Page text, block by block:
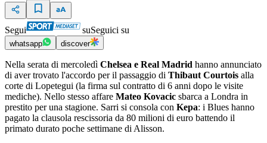
Segui suSeguici su
whatsapp discover
Nella serata di mercoledì Chelsea e Real Madrid hanno annunciato
di aver trovato l'accordo per il passaggio di Thibaut Courtois alla
corte di Lopetegui (la firma sul contratto di 6 anni dopo le visite
mediche). Nello stesso affare Mateo Kovacic sbarca a Londra in
prestito per una stagione. Sarri si consola con Kepa: i Blues hanno
pagato la clausola rescissoria da 80 milioni di euro battendo il
primato durato poche settimane di Alisson.